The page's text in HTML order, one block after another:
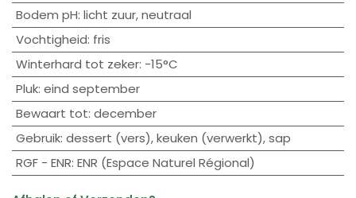
Bodem pH: licht zuur,neutraal
Vochtigheid: fris
Winterhard tot zeker: -15°C
Pluk: eind september
Bewaart tot: december
Gebruik: dessert (vers),keuken (verwerkt),sap
RGF - ENR: ENR (Espace Naturel Régional)